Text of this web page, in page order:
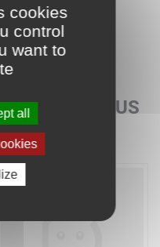
AUSSI VOUS
cookies
control
want to
all